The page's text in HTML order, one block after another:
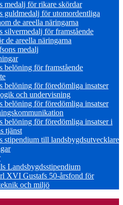
medalj för rikare skördar
guldmedalj för utomordentliga
de areella näringarna
silvermedalj för framstående
de areella näringarna
medalj
belöning för framstående
belöning för föredömliga insatser
och undervisning
belöning för föredömliga insatser
belöning för föredömliga insatser i
tjänst
stipendium till landsbygdsutvecklare
Landsbygdsstipendium
XVI Gustafs 50-årsfond för
och miljö